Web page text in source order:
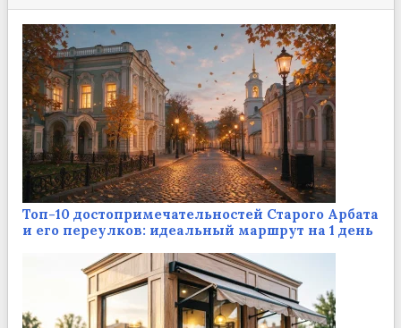
Топ-10 достопримечательностей Старого Арбата
и его переулков: идеальный маршрут на 1 день